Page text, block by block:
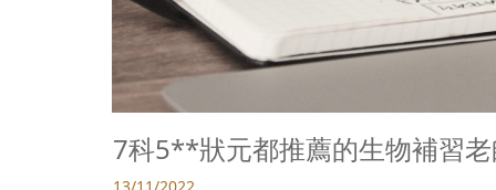
7科5**狀元都推薦的生物補習